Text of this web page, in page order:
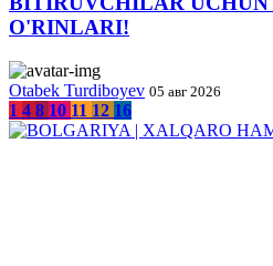
O'RINLARI!
Otabek Turdiboyev 05 авг 2026
1 4 8 10 11 12 16